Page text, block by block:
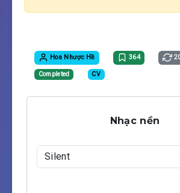
Hoa Nhược Hề 364
Completed CV
Nhạc nền